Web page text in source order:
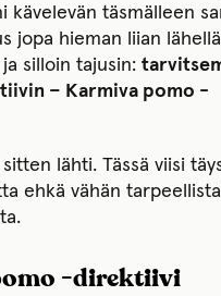
kävelevän täsmälleen
jopa hieman liian
silloin tajusin:
– Karmiva pomo -
lähti. Tässä viisi
ehkä vähän
-direktiivi